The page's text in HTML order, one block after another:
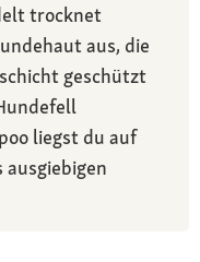
trocknet
aus, die
geschützt
liegst du auf